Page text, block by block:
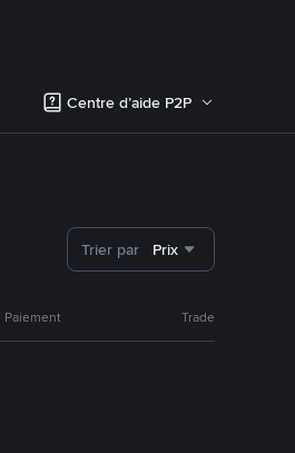
Centre d’aide P2P
Trier par Prix
Paiement Trade